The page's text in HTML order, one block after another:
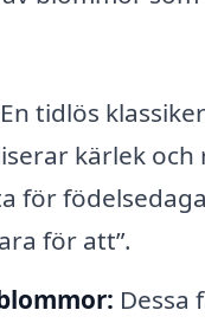
En tidlös
kärlek och
för
för att”.
Dessa